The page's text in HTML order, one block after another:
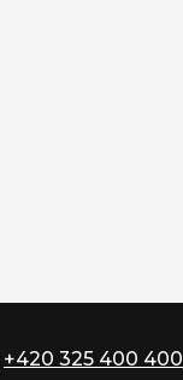
+420 325 400 400